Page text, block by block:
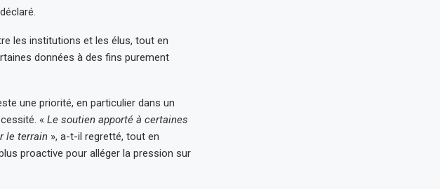
les institutions et les élus, tout en
données à des fins purement
une priorité, en particulier dans un
« Le soutien apporté à certaines
le terrain », a-t-il regretté, tout en
proactive pour alléger la pression sur